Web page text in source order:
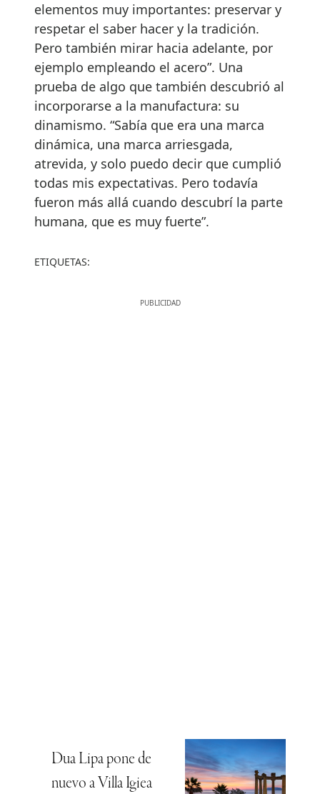
elementos muy importantes: preservar y
respetar el saber hacer y la tradición.
Pero también mirar hacia adelante, por
ejemplo empleando el acero”. Una
prueba de algo que también descubrió al
incorporarse a la manufactura: su
dinamismo. “Sabía que era una marca
dinámica, una marca arriesgada,
atrevida, y solo puedo decir que cumplió
todas mis expectativas. Pero todavía
fueron más allá cuando descubrí la parte
humana, que es muy fuerte”.
ETIQUETAS:
Dua Lipa pone de
nuevo a Villa Igiea